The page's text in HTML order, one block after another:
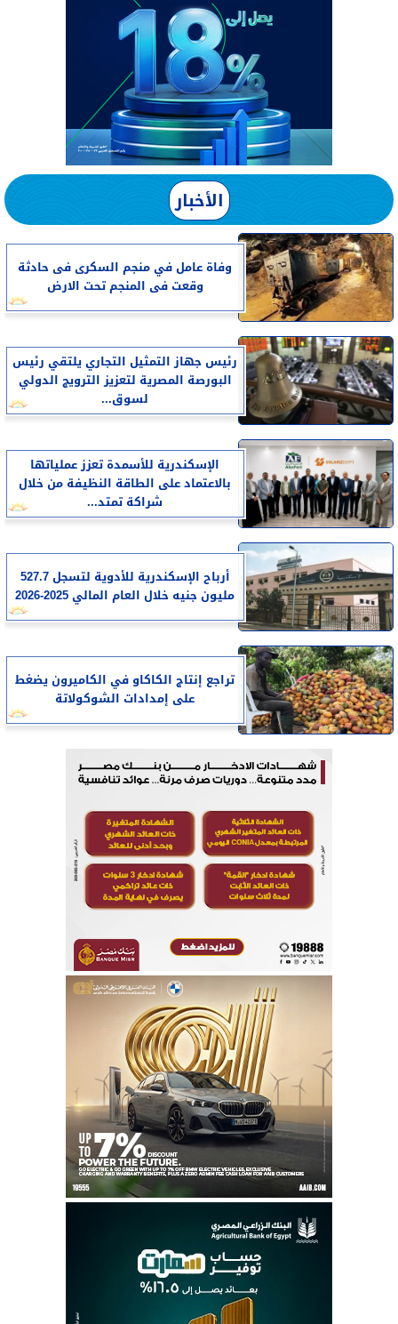
الأخبار
وفاة عامل في منجم السكرى فى حادثة
وقعت فى المنجم تحت الارض
رئيس جهاز التمثيل التجاري يلتقي رئيس
البورصة المصرية لتعزيز الترويج الدولي
لسوق...
الإسكندرية للأسمدة تعزز عملياتها
بالاعتماد على الطاقة النظيفة من خلال
شراكة تمتد...
أرباح الإسكندرية للأدوية لتسجل 527.7
مليون جنيه خلال العام المالي 2025-2026
تراجع إنتاج الكاكاو في الكاميرون يضغط
على إمدادات الشوكولاتة